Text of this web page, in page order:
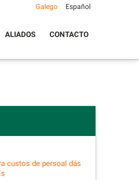
ALIADOS CONTACTO
Galego Español
custos de persoal dás